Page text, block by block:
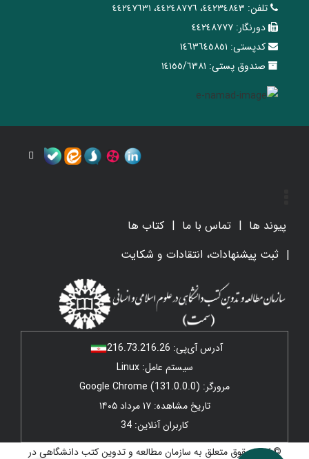
تلفن: ٤٤٢٣٤٨٤٣، ٤٤٢٤٨٧٧٦، ٤٤٢٤٧٦٣١
دورنگار: ٤٤٢٤٨٧٧٧
کدپستی: ١٤٦٣٦٤٥٨٥١
صندوق پستی: ١٤١٥٥/٦٣٨١
پیوند ها تماس با ما
کتاب ها
ثبت پیشنهادات، انتقادات و شکایت
آدرس آی‌پی: 216.73.216.26
سیستم عامل: Linux
مرورگر: Google Chrome (131.0.0.0)
تاریخ مشاهده: ۱۷ مرداد ۱۴۰۵
کاربران آنلاین: 34
© کلیه حقوق متعلق به سازمان مطالعه و تدوین کتب دانشگاهی در